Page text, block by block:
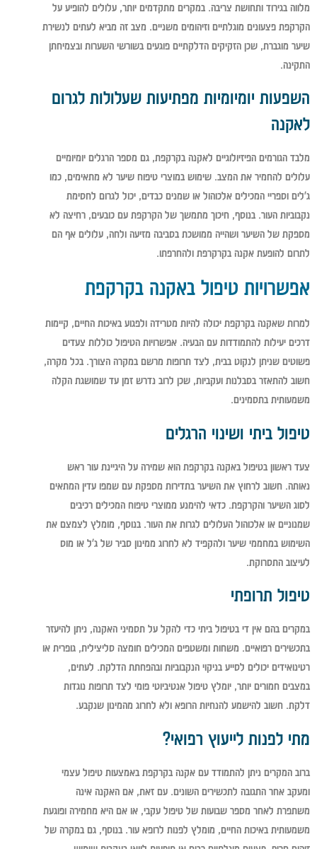
מלווה בגירוד ותחושת צריבה. במקרים מתקדמים יותר, עלולים להופיע על
הקרקפת פצעונים מוגלתיים וזיהומים משניים. מצב זה מביא לעתים לנשירת
שיער מוגברת, שכן הזקיקים הדלקתיים פוגעים בשורשי השערות ובצמיחתן
התקינה.
השפעות יומיומיות מפתיעות שעלולות לגרום
לאקנה
מלבד הגורמים הפיזיולוגיים לאקנה בקרקפת, גם מספר הרגלים יומיומיים
עלולים להחמיר את המצב. שימוש במוצרי טיפוח שיער לא מתאימים, כמו
ג'לים וספריי המכילים אלכוהול או שמנים כבדים, יכול לגרום לחסימת
נקבוביות העור. בנוסף, חיכוך מתמשך של הקרקפת עם כובעים, רחיצה לא
מספקת של השיער ושהייה ממושכת בסביבה מזיעה ולחה, עלולים אף הם
לתרום להופעת אקנה בקרקרפת ולהחרפתו.
אפשרויות טיפול באקנה בקרקפת
למרות שאקנה בקרקפת יכולה להיות מטרידה ולפגוע באיכות החיים, קיימות
דרכים יעילות להתמודדות עם הבעיה. אפשרויות הטיפול כוללות צעדים
פשוטים שניתן לנקוט בבית, לצד תרופות מרשם במקרה הצורך. בכל מקרה,
חשוב להתאזר בסבלנות ועקביות, שכן לרוב נדרש זמן עד שמושגת הקלה
משמעותית בתסמינים.
טיפול ביתי ושינוי הרגלים
צעד ראשון בטיפול באקנה בקרקפת הוא שמירה על היגיינת עור ראש
נאותה. חשוב לרחוץ את השיער בתדירות מספקת עם שמפו עדין המתאים
לסוג השיער והקרקפת. כדאי להימנע ממוצרי טיפוח המכילים רכיבים
שמנוניים או אלכוהול העלולים לגרות את העור. בנוסף, מומלץ לצמצם את
השימוש במחממי שיער ולהקפיד לא לחרוג ממינון סביר של ג'ל או מוס
לעיצוב התסרוקת.
טיפול תרופתי
במקרים בהם אין די בטיפול ביתי כדי להקל על תסמיני האקנה, ניתן להיעזר
בתכשירים רפואיים. משחות ומשטפים המכילים חומצה סליצילית, גופרית או
רטינואידים יכולים לסייע בניקוי הנקבוביות ובהפחתת הדלקת. לעתים,
במצבים חמורים יותר, יומלץ טיפול אנטיביוטי פומי לצד תרופות נוגדות
דלקת. חשוב להישמע להנחיות הרופא ולא לחרוג מהמינון שנקבע.
מתי לפנות לייעוץ רפואי?
ברוב המקרים ניתן להתמודד עם אקנה בקרקפת באמצעות טיפול עצמי
ומעקב אחר התגובה לתכשירים השונים. עם זאת, אם האקנה אינה
משתפרת לאחר מספר שבועות של טיפול עקבי, או אם היא מחמירה ופוגעת
משמעותית באיכות החיים, מומלץ לפנות לרופא עור. בנוסף, גם במקרה של